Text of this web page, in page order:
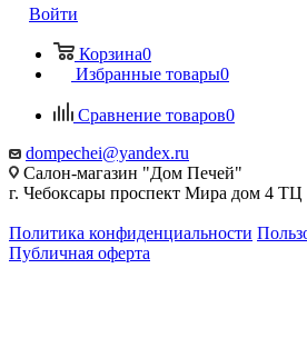
Войти
Корзина0
Избранные товары0
Сравнение товаров0
dompechei@yandex.ru
Салон-магазин "Дом Печей"
г. Чебоксары проспект Мира дом 4
Политика конфиденциальности
Публичная оферта